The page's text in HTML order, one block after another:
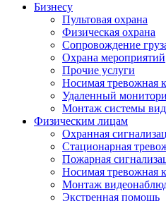
Бизнесу
Пультовая охрана
Физическая охрана
Сопровождение
Охрана мероприятий
Прочие услуги
Носимая тревожная
Удаленный
Монтаж системы
Физическим лицам
Охранная
Стационарная
Пожарная
Носимая тревожная
Монтаж
Экстренная помощь